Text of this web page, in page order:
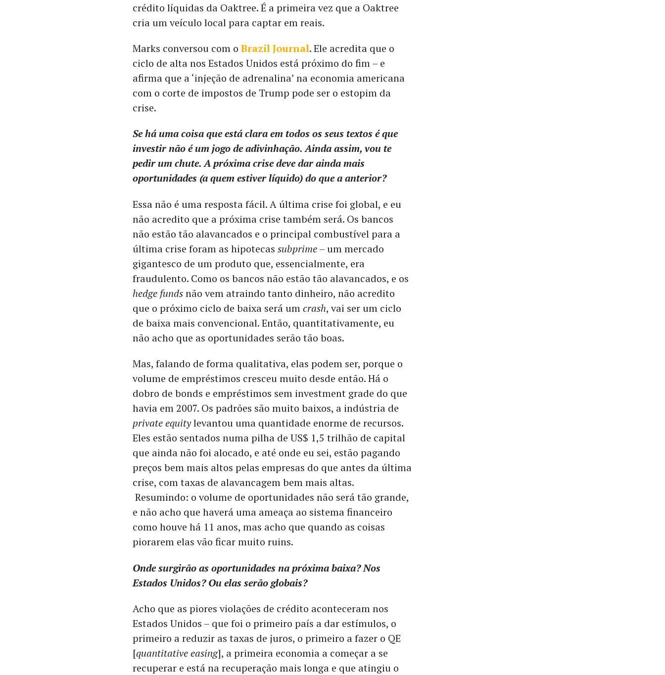
crédito líquidas da Oaktree. É a primeira vez que a Oaktree
cria um veículo local para captar em reais.
Marks conversou com oBrazil Journal. Ele acredita que o
ciclo de alta nos Estados Unidos está próximo do fim – e
afirma que a ‘injeção de adrenalina’ na economia americana
com o corte de impostos de Trump pode ser o estopim da
crise.
Se há uma coisa que está clara em todos os seus textos é que
investir não é um jogo de adivinhação. Ainda assim, vou te
pedir um chute. A próxima crise deve dar ainda mais
oportunidades (a quem estiver líquido) do que a anterior?
Essa não é uma resposta fácil. A última crise foi global, e eu
não acredito que a próxima crise também será. Os bancos
não estão tão alavancados e o principal combustível para a
última crise foram as hipotecassubprime– um mercado
gigantesco de um produto que, essencialmente, era
fraudulento. Como os bancos não estão tão alavancados, e os
hedge fundsnão vem atraindo tanto dinheiro, não acredito
que o próximo ciclo de baixa será umcrash, vai ser um ciclo
de baixa mais convencional. Então, quantitativamente, eu
não acho que as oportunidades serão tão boas.
Mas, falando de forma qualitativa, elas podem ser, porque o
volume de empréstimos cresceu muito desde então. Há o
dobro de bonds e empréstimos sem investment grade do que
havia em 2007. Os padrões são muito baixos, a indústria de
private equitylevantou uma quantidade enorme de recursos.
Eles estão sentados numa pilha de US$ 1,5 trilhão de capital
que ainda não foi alocado, e até onde eu sei, estão pagando
preços bem mais altos pelas empresas do que antes da última
crise, com taxas de alavancagem bem mais altas.
Resumindo: o volume de oportunidades não será tão grande,
e não acho que haverá uma ameaça ao sistema financeiro
como houve há 11 anos, mas acho que quando as coisas
piorarem elas vão ficar muito ruins.
Onde surgirão as oportunidades na próxima baixa? Nos
Estados Unidos? Ou elas serão globais?
Acho que as piores violações de crédito aconteceram nos
Estados Unidos – que foi o primeiro país a dar estímulos, o
primeiro a reduzir as taxas de juros, o primeiro a fazer o QE
[quantitative easing], a primeira economia a começar a se
recuperar e está na recuperação mais longa e que atingiu o